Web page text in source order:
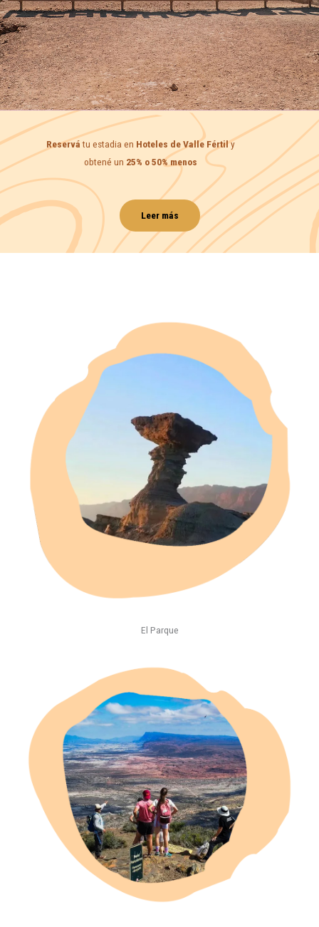
Reservátu estadia en Hoteles de Valle Fértily
obtené un 25% o 50% menos
Leer más
El Parque